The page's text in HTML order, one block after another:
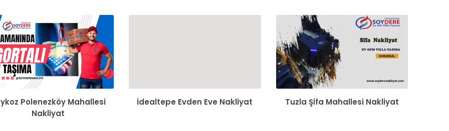
Polenezköy Mahallesi
Nakliyat
İdealtepe Evden Eve Nakliyat Tuzla Şifa Mahallesi Nakliyat